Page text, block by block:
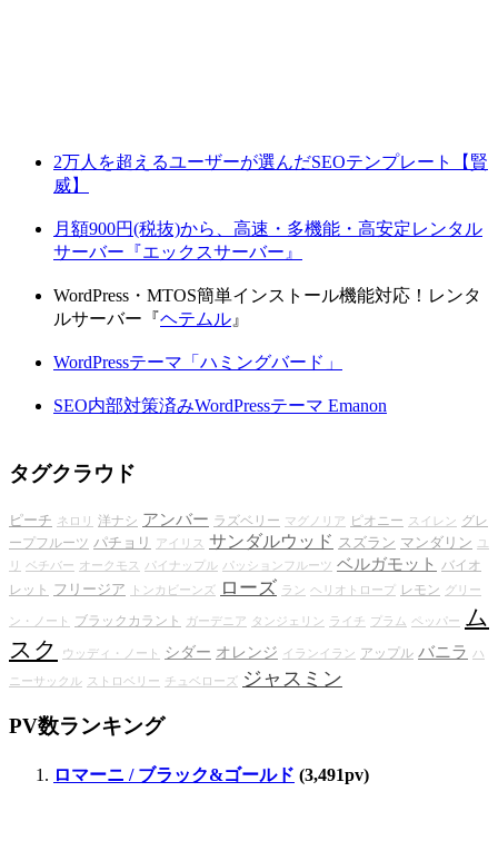
2万人を超えるユーザーが選んだSEOテンプレート【賢
威】
月額900円(税抜)から、高速・多機能・高安定レンタル
サーバー『エックスサーバー』
WordPress・MTOS簡単インストール機能対応！レンタ
ルサーバー『ヘテムル 』
WordPressテーマ「ハミングバード」
SEO内部対策済みWordPressテーマ Emanon
タグクラウド
ピーチ ネロリ 洋ナシ アンバー ラズベリー マグノリア ピオニー スイレン
グレ
ープフルーツ パチョリ アイリス サンダルウッド スズラン マンダリン
ユ
リ
ベチバー オークモス パイナップル パッションフルーツ ベルガモット
バイオ
レット
フリージア トンカビーンズ ローズ ラン ヘリオトロープ レモン グリー
ン・ノート ブラックカラント ガーデニア タンジェリン ライチ プラム ペッパー
ム
スク
ウッディ・ノート シダー オレンジ イランイラン アップル バニラ ハ
ニーサックル ストロベリー チュベローズ ジャスミン
PV数ランキング
ロマーニ / ブラック&ゴールド (3,491pv)